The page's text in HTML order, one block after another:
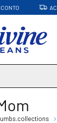
ACIMA